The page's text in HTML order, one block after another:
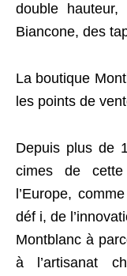
double
Biancone, des
La boutique
les points de
Depuis plus de
cimes de
l’Europe,
déf i, de
Montblanc à
à l’artisanat